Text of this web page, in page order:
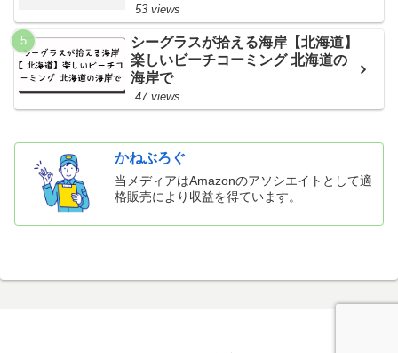
53 views
シーグラスが拾える海岸【北海道】
楽しいビーチコーミング 北海道の
海岸で
47 views
かねぶろぐ
当メディアはAmazonのアソシエイトとして適
格販売により収益を得ています。